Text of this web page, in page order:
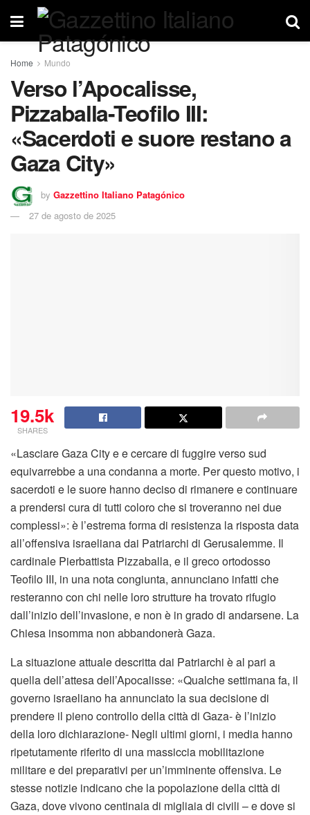
Home Mundo
Verso l’Apocalisse,
Pizzaballa-Teofilo III:
«Sacerdoti e suore restano a
Gaza City»
by Gazzettino Italiano Patagónico
27 de agosto de 2025
19.5k
SHARES
«Lasciare Gaza City e e cercare di fuggire verso sud
equivarrebbe a una condanna a morte. Per questo motivo, i
sacerdoti e le suore hanno deciso di rimanere e continuare
a prendersi cura di tutti coloro che si troveranno nei due
complessi»: è l’estrema forma di resistenza la risposta data
all’offensiva israeliana dai Patriarchi di Gerusalemme. Il
cardinale Pierbattista Pizzaballa, e il greco ortodosso
Teofilo III, in una nota congiunta, annunciano infatti che
resteranno con chi nelle loro strutture ha trovato rifugio
dall’inizio dell’invasione, e non è in grado di andarsene. La
Chiesa insomma non abbandonerà Gaza.
La situazione attuale descritta dai Patriarchi è al pari a
quella dell’attesa dell’Apocalisse: «Qualche settimana fa, il
governo israeliano ha annunciato la sua decisione di
prendere il pieno controllo della città di Gaza- è l’inizio
della loro dichiarazione- Negli ultimi giorni, i media hanno
ripetutamente riferito di una massiccia mobilitazione
militare e dei preparativi per un’imminente offensiva. Le
stesse notizie indicano che la popolazione della città di
Gaza, dove vivono centinaia di migliaia di civili – e dove si